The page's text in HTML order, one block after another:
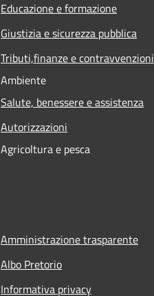
Educazione e formazione
Giustizia e sicurezza pubblica
Tributi,finanze e contravvenzioni
Ambiente
Salute, benessere e assistenza
Autorizzazioni
Agricoltura e pesca
Amministrazione trasparente
Albo Pretorio
Informativa privacy